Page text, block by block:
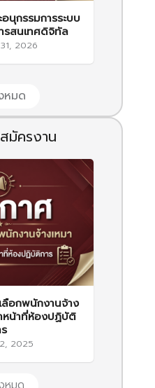
กรรมการระบบ
รสนเทศดิจิทัล
2026
หมด
มัครงาน
ลือกพนักงานจ้าง
หน้าที่ห้องปฏิบัติ
2025